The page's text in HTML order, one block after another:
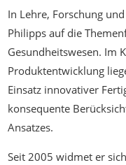
In Lehre, Forschung
Philipps auf die
Gesundheitswesen. Im
Produktentwicklung
Einsatz innovativer
konsequente
Ansatzes.
Seit 2005 widmet er